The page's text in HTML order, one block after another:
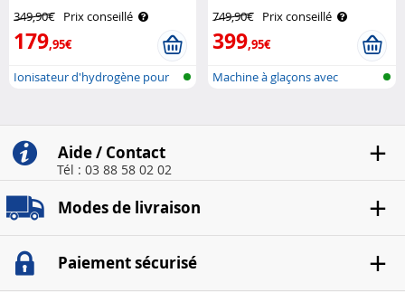
349,90€ Prix conseillé
179,95€
Ionisateur d'hydrogène pour
749,90€ Prix conseillé
399,95€
Machine à glaçons avec
Aide / Contact
Tél : 03 88 58 02 02
Modes de livraison
Paiement sécurisé